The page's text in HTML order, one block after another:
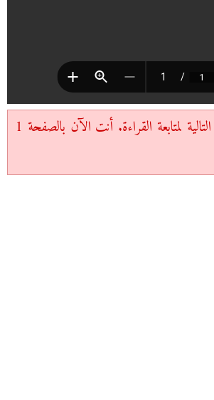
اضغط على الصفحة التالية لمتابعة القراءة. أنت الآن بالصفحة 1